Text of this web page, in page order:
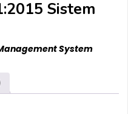
Sistem
System